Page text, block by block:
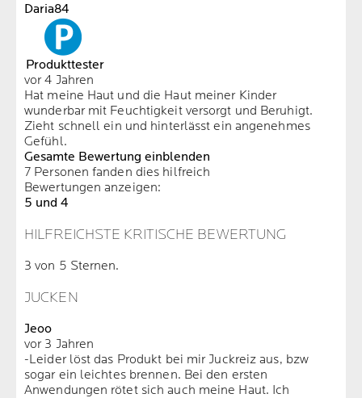
Daria84
Produkttester
vor 4 Jahren
Hat meine Haut und die Haut meiner Kinder
wunderbar mit Feuchtigkeit versorgt und Beruhigt.
Zieht schnell ein und hinterlässt ein angenehmes
Gefühl.
Gesamte Bewertung einblenden
7 Personen fanden dies hilfreich
Bewertungen anzeigen:
5 und 4
HILFREICHSTE KRITISCHE BEWERTUNG
3 von 5 Sternen.
JUCKEN
Jeoo
vor 3 Jahren
-Leider löst das Produkt bei mir Juckreiz aus, bzw
sogar ein leichtes brennen. Bei den ersten
Anwendungen rötet sich auch meine Haut. Ich